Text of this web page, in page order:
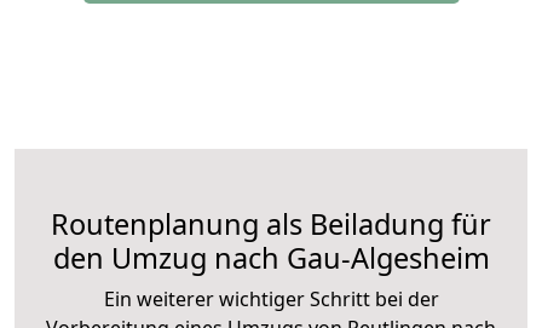
Routenplanung als Beiladung für
den Umzug nach Gau-Algesheim
Ein weiterer wichtiger Schritt bei der